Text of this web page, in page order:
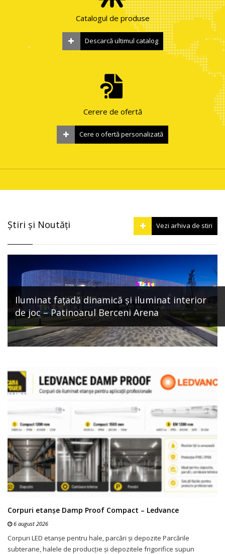
Catalogul de produse
Descarcă ultimul catalog
Cerere de ofertă
Cere o ofertă personalizată
Știri și Noutăți Vezi arhiva de stiri
Iluminat fațadă dinamică și iluminat interior
de joc – Patinoarul Berceni Arena
Corpuri etanșe Damp Proof Compact – Ledvance
6 august 2026
Corpuri LED etanșe pentru hale, parcări și depozite Parcările
subterane, halele de producție și depozitele frigorifice supun